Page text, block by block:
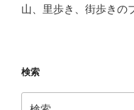
山、里歩き、街歩きの
検索